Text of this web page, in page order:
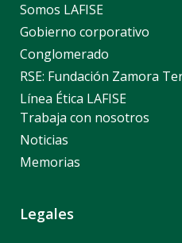
Somos LAFISE
Gobierno corporativo
Conglomerado
RSE: Fundación Zamora
Línea Ética LAFISE
Trabaja con nosotros
Noticias
Memorias
Legales